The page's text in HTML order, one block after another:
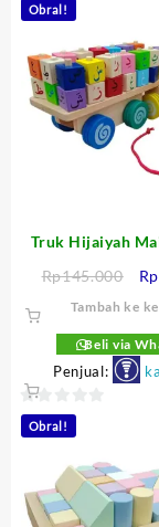
Obral!
Truk Hijaiyah
Rp145.000 Rp
Tambah ke
Beli via
Penjual:
0
out
Obral!